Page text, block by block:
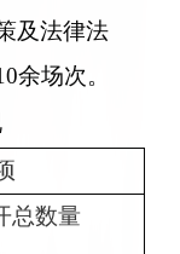
及法律法
余场次。
总数量